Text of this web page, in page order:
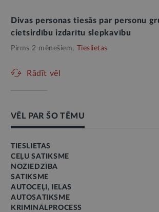
Divas personas tiesās par personu
cietsirdību izdarītu slepkavību
Pirms 2 mēnešiem, Tieslietas
Rādīt vēl
VĒL PAR ŠO TĒMU
TIESLIETAS
CEĻU SATIKSME
NOZIEDZĪBA
SATIKSME
AUTOCEĻI, IELAS
AUTOSATIKSME
KRIMINĀLPROCESS